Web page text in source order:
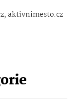
aktivnimesto.cz